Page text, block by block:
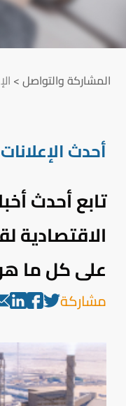
المشاركة والتواصل>
أحدث الإعلانات
تابع أحدث
الاقتصادية
على كل ما
مشاركة